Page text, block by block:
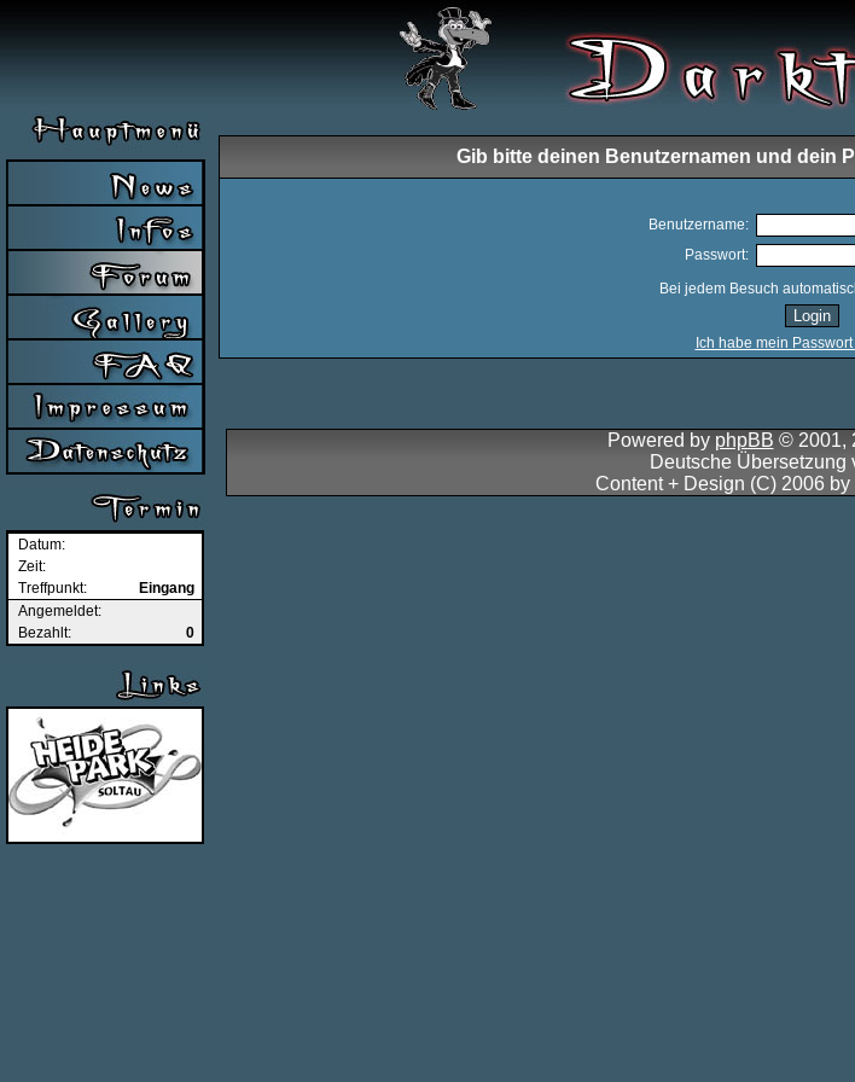
Datum:
Zeit:
Treffpunkt:
Eingang
Angemeldet:
Bezahlt:
0
Gib bitte deinen Benutzernamen und dein
Benutzername:
Passwort:
Bei jedem Besuch
Ich habe mein
Powered by phpBB © 2001,
Deutsche Übersetzung
Content + Design (C) 2006